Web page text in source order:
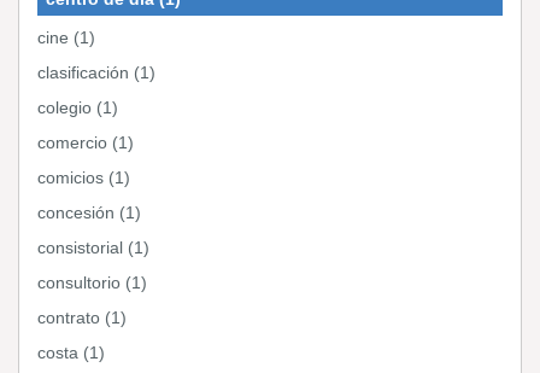
cine (1)
clasificación (1)
colegio (1)
comercio (1)
comicios (1)
concesión (1)
consistorial (1)
consultorio (1)
contrato (1)
costa (1)